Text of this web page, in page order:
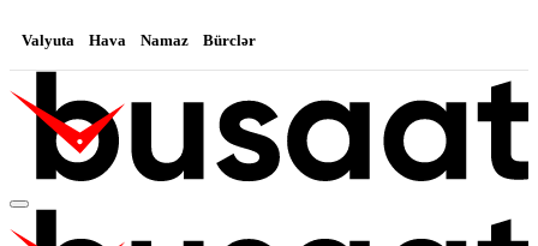
Valyuta Hava Namaz Bürclər